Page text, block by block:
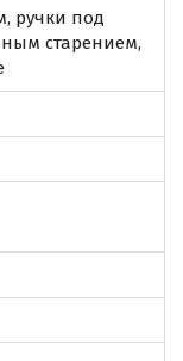
ручки под
старением,